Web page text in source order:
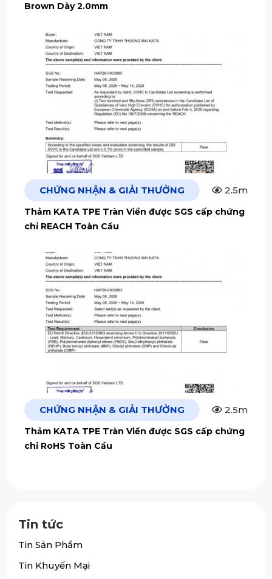
Brown Dày 2.0mm
CHỨNG NHẬN & GIẢI THƯỞNG 2.5m
Thảm KATA TPE Tràn Viền được SGS cấp chứng
chỉ REACH Toàn Cầu
CHỨNG NHẬN & GIẢI THƯỞNG 2.5m
Thảm KATA TPE Tràn Viền được SGS cấp chứng
chỉ RoHS Toàn Cầu
Tin tức
Tin Sản Phẩm
Tin Khuyến Mại